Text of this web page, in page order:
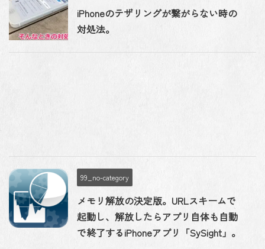
iPhoneのテザリングが繋がらない時の
対処法。
99_no-category
メモリ解放の決定版。URLスキームで
起動し、解放したらアプリ自体も自動
で終了するiPhoneアプリ「SySight」。